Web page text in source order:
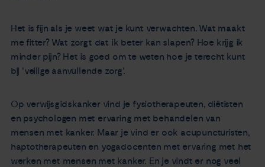
Het is fijn als je weet wat je kunt verwachten. Wat maakt
me fitter? Wat zorgt dat ik beter kan slapen? Hoe krijg ik
minder pijn? Het is goed om te weten hoe je terecht kunt
bij 'veilige aanvullende zorg'.
Op verwijsgidskanker vind je fysiotherapeuten, diëtisten
en psychologen met ervaring met behandelen van
mensen met kanker. Maar je vind er ook acupuncturisten,
haptotherapeuten en yogadocenten met ervaring met het
werken met mensen met kanker. En je vindt er nog veel